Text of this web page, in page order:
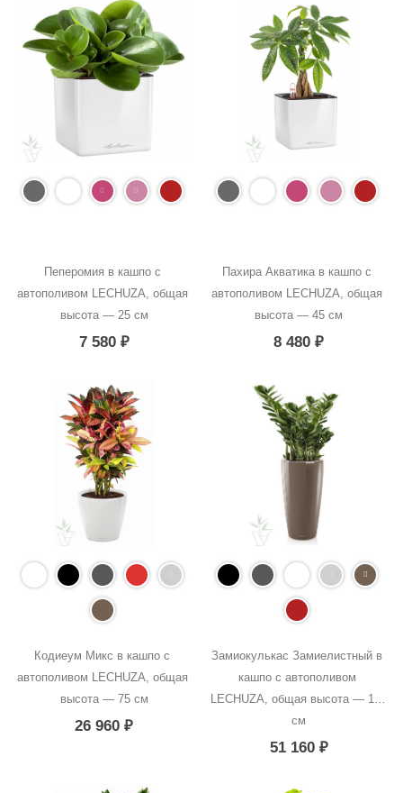
Пеперомия в кашпо с
автополивом LECHUZA, общая
высота — 25 см
7 580 ₽
Пахира Акватика в кашпо с
автополивом LECHUZA, общая
высота — 45 см
8 480₽
Кодиеум Микс в кашпо с
автополивом LECHUZA, общая
высота — 75 см
26 960₽
Замиокулькас Замиелистный в
кашпо с автополивом
LECHUZA, общая высота — 140
см
51 160 ₽